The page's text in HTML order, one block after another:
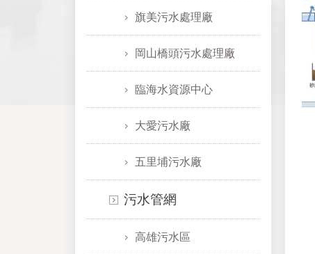
旗美污水處理廠
岡山橋頭污水處理廠
臨海水資源中心
大愛污水廠
五里埔污水廠
污水管網
高雄污水區